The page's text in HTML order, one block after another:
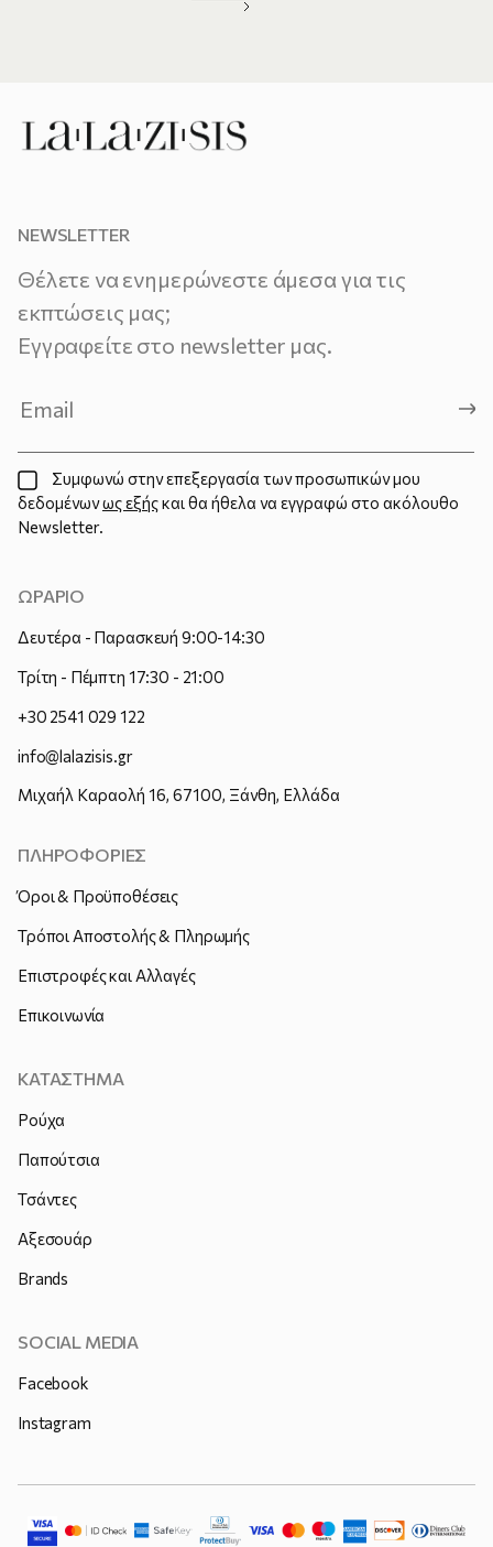
NEWSLETTER
Θέλετε να ενημερώνεστε άμεσα για τις
εκπτώσεις μας;
Εγγραφείτε στο newsletter μας.
Συμφωνώ στην επεξεργασία των προσωπικών μου
δεδομένωνως εξήςκαι θα ήθελα να εγγραφώ στο ακόλουθο
Newsletter.
ΩΡΑΡΙΟ
Δευτέρα - Παρασκευή 9:00-14:30
Τρίτη - Πέμπτη 17:30 - 21:00
+30 2541 029 122
info@lalazisis.gr
Μιχαήλ Καραολή 16, 67100, Ξάνθη, Ελλάδα
ΠΛΗΡΟΦΟΡΙΕΣ
Όροι & Προϋποθέσεις
Τρόποι Αποστολής & Πληρωμής
Επιστροφές και Αλλαγές
Επικοινωνία
ΚΑΤΑΣΤΗΜΑ
Ρούχα
Παπούτσια
Τσάντες
Αξεσουάρ
Brands
SOCIAL MEDIA
Facebook
Instagram